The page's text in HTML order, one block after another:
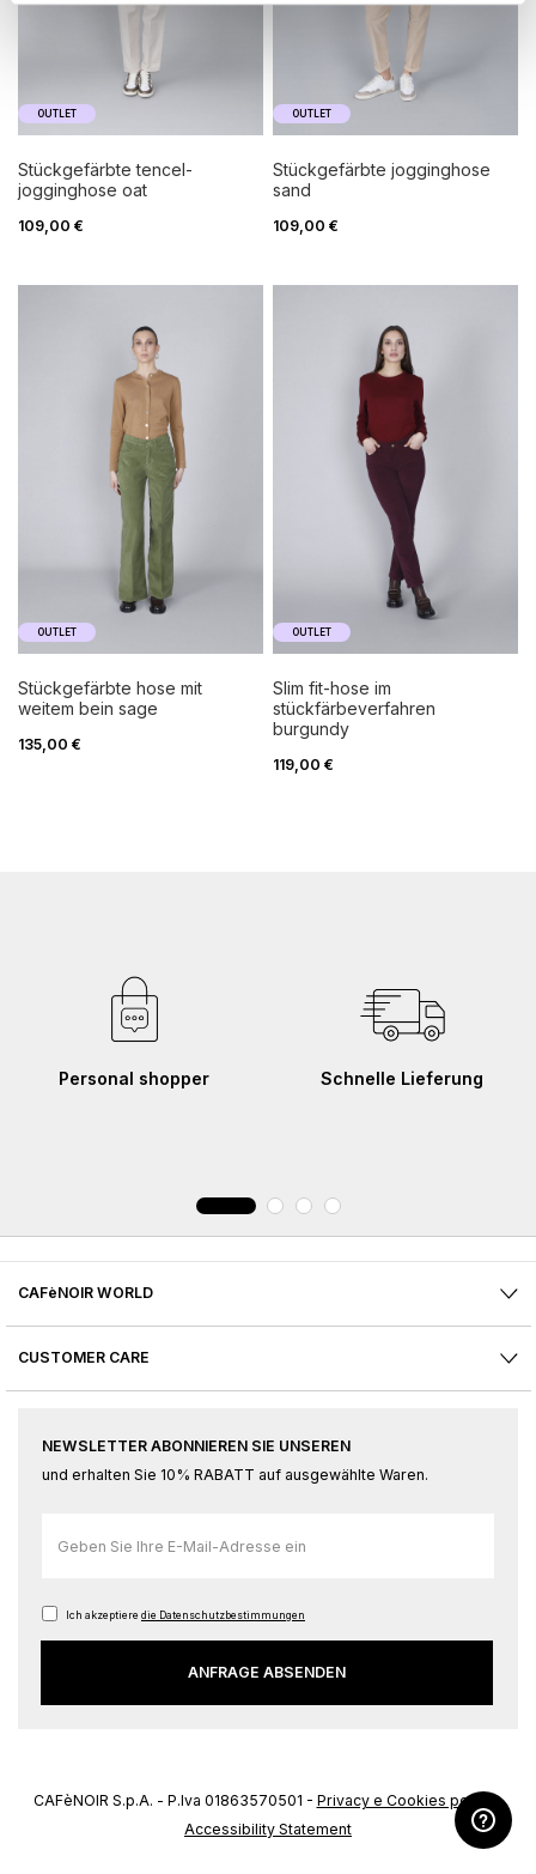
OUTLET
stückgefärbte tencel-
jogginghose oat
109,00 €
OUTLET
stückgefärbte jogginghose
sand
109,00 €
OUTLET
stückgefärbte hose mit
weitem bein sage
135,00 €
OUTLET
slim fit-hose im
stückfärbeverfahren
burgundy
119,00 €
Personal shopper Schnelle Lieferung
CAFèNOIR WORLD
CUSTOMER CARE
NEWSLETTER ABONNIEREN SIE UNSEREN
und erhalten Sie 10% RABATT auf ausgewählte Waren.
für
unseren
Ich akzeptiere die Datenschutzbestimmungen
ANFRAGE ABSENDEN
CAFèNOIR S.p.A. - P.Iva 01863570501 - Privacy e Cookies policy
-
Accessibility Statement